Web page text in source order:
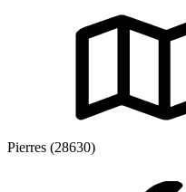
Pierres (28630)